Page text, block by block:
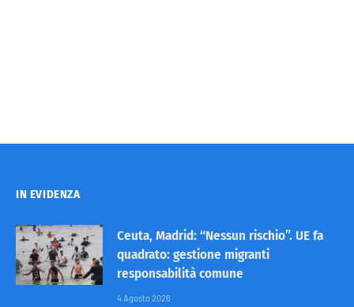
IN EVIDENZA
Ceuta, Madrid: “Nessun rischio”. UE fa
quadrato: gestione migranti
responsabilità comune
4 Agosto 2026